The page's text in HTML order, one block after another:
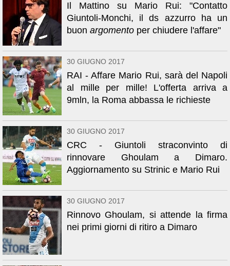
Il Mattino su Mario Rui: "Contatto
Giuntoli-Monchi, il ds azzurro ha un
buon argomento per chiudere l'affare"
30 GIUGNO 2017
RAI - Affare Mario Rui, sarà del Napoli
al mille per mille! L'offerta arriva a
9mln, la Roma abbassa le richieste
30 GIUGNO 2017
CRC - Giuntoli straconvinto di
rinnovare Ghoulam a Dimaro.
Aggiornamento su Strinic e Mario Rui
30 GIUGNO 2017
Rinnovo Ghoulam, si attende la firma
nei primi giorni di ritiro a Dimaro